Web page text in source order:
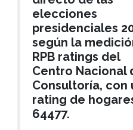
elecciones
presidenciales
según la
RPB ratings del
Centro Nacional
Consultoría, con
rating de
64477.